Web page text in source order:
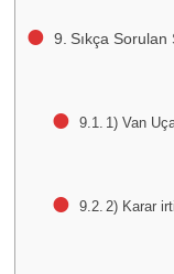
Sıkça
1) Van
2) Karar